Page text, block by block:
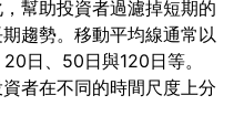
幫助投資者過濾掉短期的
趨勢。移動平均線通常以
日、50日與120日等。
者在不同的時間尺度上分